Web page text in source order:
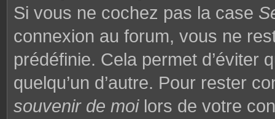
Si vous ne cochez pas la case
connexion au forum, vous ne
prédéfinie. Cela permet d’éviter
quelqu’un d’autre. Pour rester
souvenir de moilors de votre